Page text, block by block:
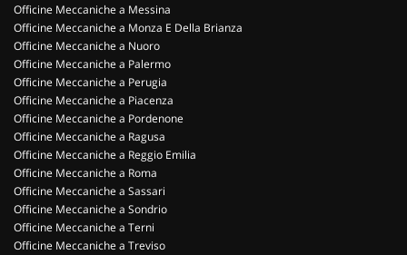
Officine Meccaniche a Messina
Officine Meccaniche a Monza E Della Brianza
Officine Meccaniche a Nuoro
Officine Meccaniche a Palermo
Officine Meccaniche a Perugia
Officine Meccaniche a Piacenza
Officine Meccaniche a Pordenone
Officine Meccaniche a Ragusa
Officine Meccaniche a Reggio Emilia
Officine Meccaniche a Roma
Officine Meccaniche a Sassari
Officine Meccaniche a Sondrio
Officine Meccaniche a Terni
Officine Meccaniche a Treviso